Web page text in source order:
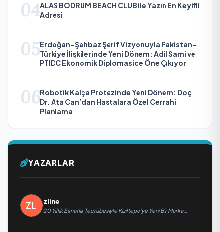
04ALAS BODRUM BEACH CLUB ile Yazın En Keyifli
Adresi
05Erdoğan–Şahbaz Şerif Vizyonuyla Pakistan–
Türkiye İlişkilerinde Yeni Dönem: Adil Sami ve
PTIDC Ekonomik Diplomaside Öne Çıkıyor
06Robotik Kalça Protezinde Yeni Dönem: Doç.
Dr. Ata Can’dan Hastalara Özel Cerrahi
Planlama
YAZARLAR
zline
20 Yıllık Esnaflık Tecrübesiyle Kızıltepe'ye Yeni Bir Marka